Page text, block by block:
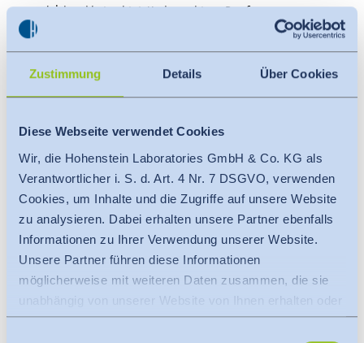
Zustimmung Details Über Cookies
Diese Webseite verwendet Cookies
Wir, die Hohenstein Laboratories GmbH & Co. KG als
Verantwortlicher i. S. d. Art. 4 Nr. 7 DSGVO, verwenden
Cookies, um Inhalte und die Zugriffe auf unsere Website
zu analysieren. Dabei erhalten unsere Partner ebenfalls
Informationen zu Ihrer Verwendung unserer Website.
Unsere Partner führen diese Informationen
möglicherweise mit weiteren Daten zusammen, die sie
unabhängig von unserer Website von Ihnen erhalten oder
gesammelt haben.
vergleichend betrachtet. Und es geht um Passform,
Passformprobleme und Optimierungsmöglichkeiten. Am
und/oder sinnvoll ist. Ziel ist es, Anregungen und
Handlungsempfehlungen für die tägliche Proto- und
Größensatzanpassung vorzustellen.
einzuschicken. Ergebnisse und Lösungsansätze werden im
praktischen Teil des Workshops vorgestellt und diskutiert. Dies
stellt aber nur ein Angebot und keine Voraussetzung zur
Teilnahme am Workshop dar.
Passformen: Fully fashioned versus seamless Knit
Der Unterschied in der Produktentwicklung bei Web und
Strick
Passformoptimierung auch im Strick